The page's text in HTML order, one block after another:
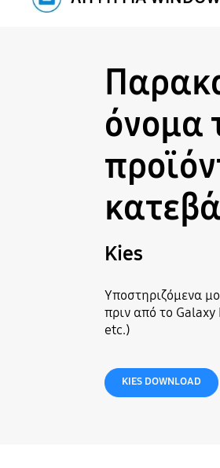
όνομα
Kies
Υποστηριζόμενα
πριν από το
etc.)
KIES DOWNLOAD